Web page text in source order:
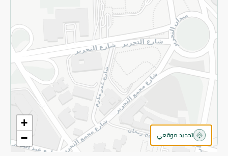
+
−
تحديد موقعي
©2026 - Spinneys | جميع الحقوق محفوظة